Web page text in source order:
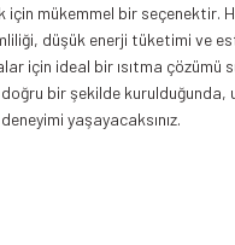
mükemmel bir seçenektir.
düşük enerji tüketimi ve
için ideal bir ısıtma çözümü
bir şekilde kurulduğunda,
yaşayacaksınız.